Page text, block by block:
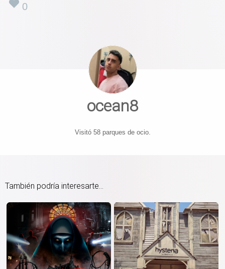
0
ocean8
Visitó 58 parques de ocio.
También podría interesarte...